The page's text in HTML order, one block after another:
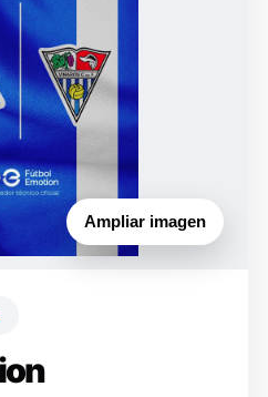
Ampliar imagen